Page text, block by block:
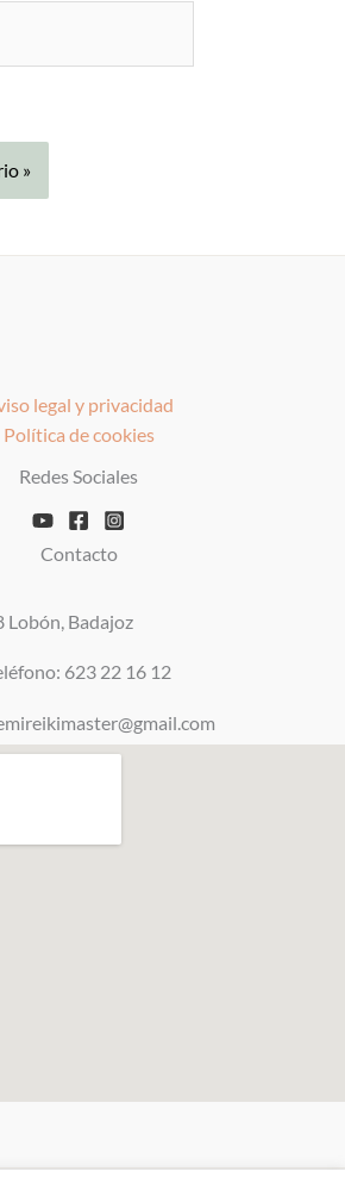
legal y privacidad
Política de cookies
Redes Sociales
Contacto
Lobón, Badajoz
623 22 16 12